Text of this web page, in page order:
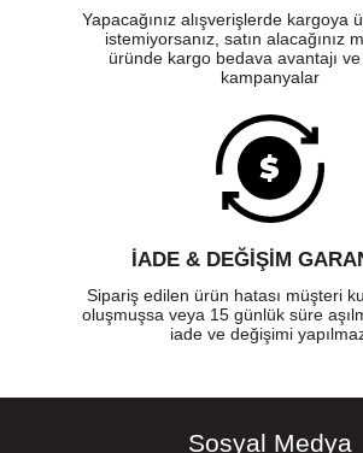
Yapacağınız alışverişlerde kargoya
istemiyorsanız, satın alacağınız
üründe kargo bedava avantajı
kampanyalar
İADE & DEĞİŞİM
Sipariş edilen ürün hatası müşteri
oluşmuşsa veya 15 günlük süre
iade ve değişimi
Sosyal Medya